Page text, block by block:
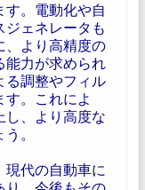
す。電動化や自
ジェネレータも
、より高精度の
能力が求められ
る調整やフィル
す。これによ
し、より高度な
。
現代の自動車に